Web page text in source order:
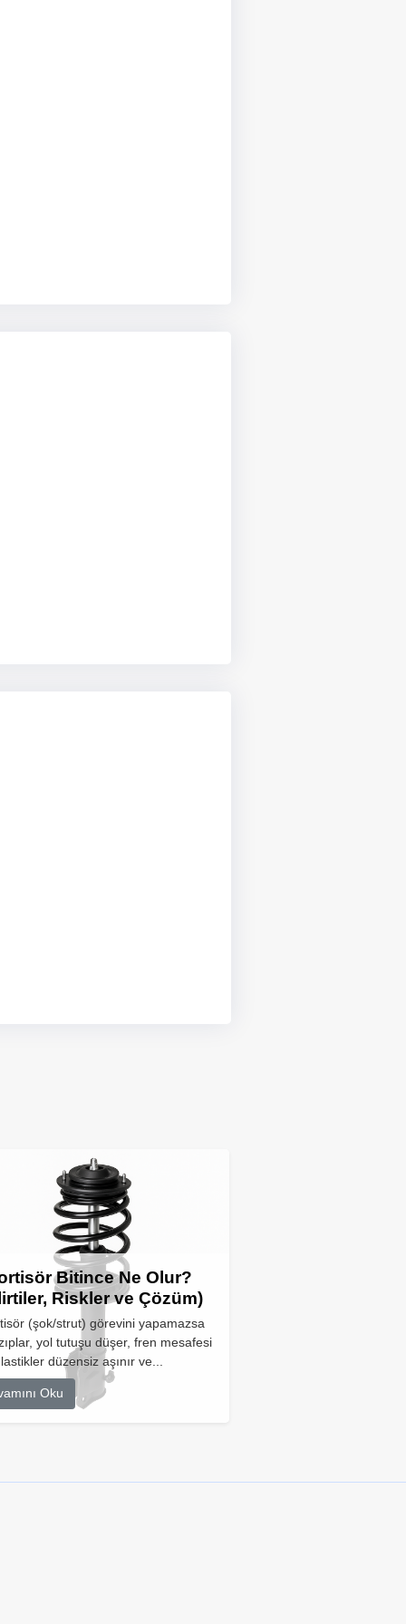
Bitince Ne Olur?
Riskler ve Çözüm)
(şok/strut) görevini yapamazsa
yol tutuşu düşer, fren mesafesi
düzensiz aşınır ve...
Oku